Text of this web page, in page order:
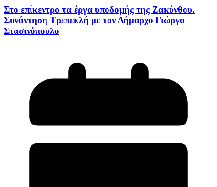
Στο επίκεντρο τα έργα υποδομής της Ζακύνθου.
Συνάντηση Τρεπεκλή με τον Δήμαρχο Γιώργο
Στασινόπουλο